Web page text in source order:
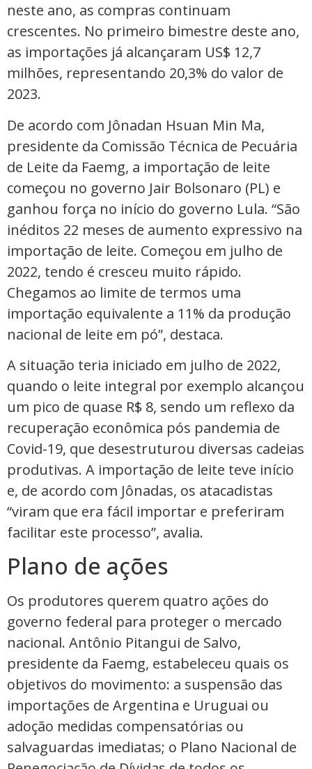
neste ano, as compras continuam
crescentes. No primeiro bimestre deste ano,
as importações já alcançaram US$ 12,7
milhões, representando 20,3% do valor de
2023.
De acordo com Jônadan Hsuan Min Ma,
presidente da Comissão Técnica de Pecuária
de Leite da Faemg, a importação de leite
começou no governo Jair Bolsonaro (PL) e
ganhou força no início do governo Lula. “São
inéditos 22 meses de aumento expressivo na
importação de leite. Começou em julho de
2022, tendo é cresceu muito rápido.
Chegamos ao limite de termos uma
importação equivalente a 11% da produção
nacional de leite em pó”, destaca.
A situação teria iniciado em julho de 2022,
quando o leite integral por exemplo alcançou
um pico de quase R$ 8, sendo um reflexo da
recuperação econômica pós pandemia de
Covid-19, que desestruturou diversas cadeias
produtivas. A importação de leite teve início
e, de acordo com Jônadas, os atacadistas
“viram que era fácil importar e preferiram
facilitar este processo”, avalia.
Plano de ações
Os produtores querem quatro ações do
governo federal para proteger o mercado
nacional. Antônio Pitangui de Salvo,
presidente da Faemg, estabeleceu quais os
objetivos do movimento: a suspensão das
importações de Argentina e Uruguai ou
adoção medidas compensatórias ou
salvaguardas imediatas; o Plano Nacional de